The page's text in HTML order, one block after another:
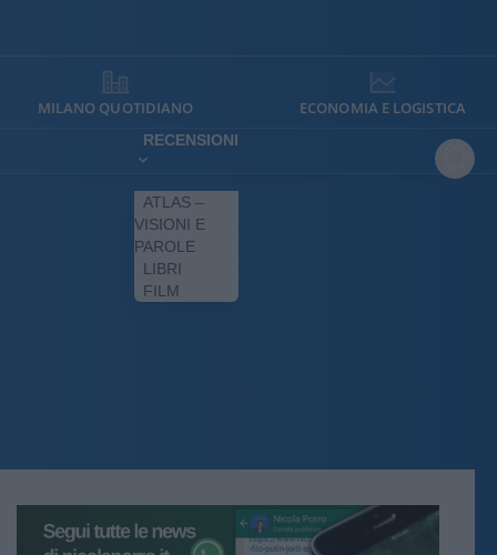
MILANO QUOTIDIANO ECONOMIA E LOGISTICA
RECENSIONI
ATLAS –
VISIONI E
PAROLE
LIBRI
FILM